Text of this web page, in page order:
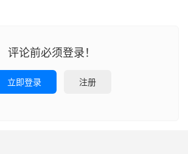
评论前必须登录！
立即登录 注册